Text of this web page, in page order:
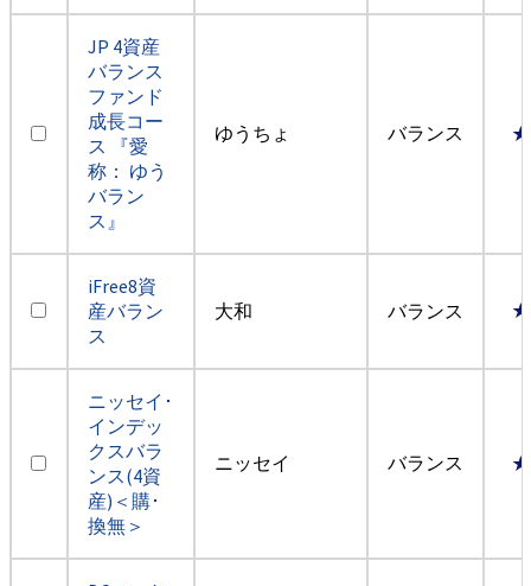
JP 4資産
バランス
ファンド
成長コー
ス 『愛
称： ゆう
バラン
ス』
ゆうちょ バランス
iFree8資
産バラン
ス
大和 バランス
ニッセイ･
インデッ
クスバラ
ンス(4資
産)＜購･
換無＞
ニッセイ バランス